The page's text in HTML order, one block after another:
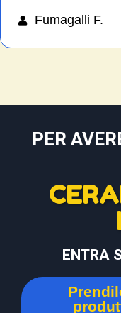
Fumagalli F.
PER
ENTRA